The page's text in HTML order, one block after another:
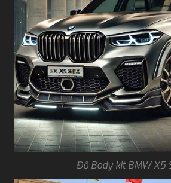
Độ Body kit BMW X5